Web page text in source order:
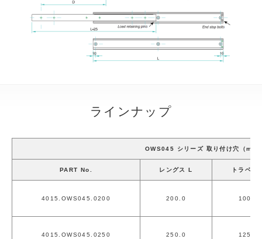
ラインナップ
OWS045 シリーズ 取り付け穴（mm
PART No. レングス L トラベル
4015.OWS045.0200 200.0 100.0
4015.OWS045.0250 250.0 125.0